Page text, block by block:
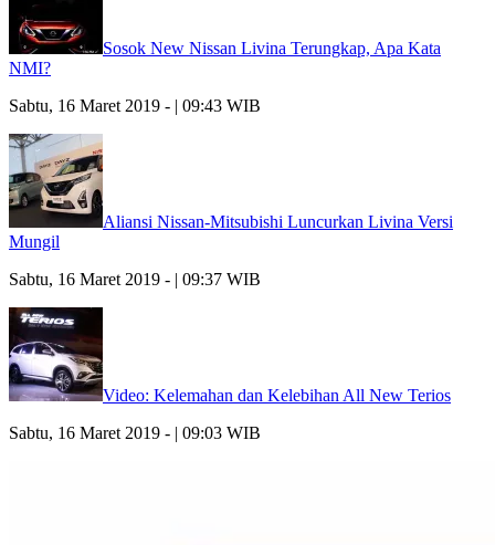
Sosok New Nissan Livina Terungkap, Apa Kata
NMI?
Sabtu, 16 Maret 2019 - | 09:43 WIB
Aliansi Nissan-Mitsubishi Luncurkan Livina Versi
Mungil
Sabtu, 16 Maret 2019 - | 09:37 WIB
Video: Kelemahan dan Kelebihan All New Terios
Sabtu, 16 Maret 2019 - | 09:03 WIB